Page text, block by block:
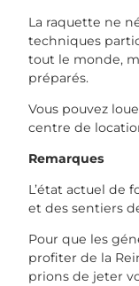
La raquette ne
techniques
tout le monde,
préparés.
Vous pouvez
centre de
Remarques
L’état actuel de
et des sentiers
Pour que les
profiter de la
prions de jeter